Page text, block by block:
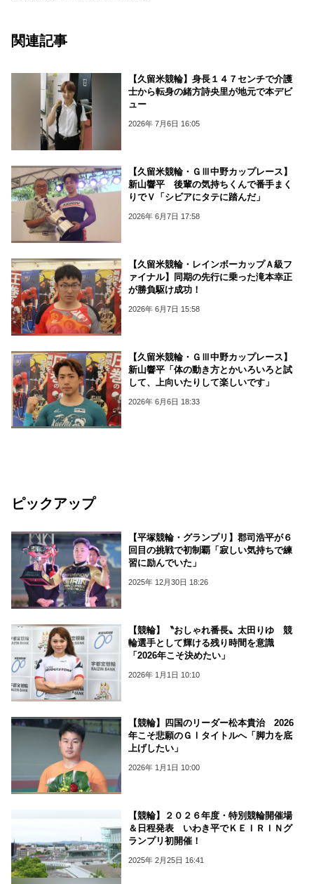
関連記事
【久留米競輪】身長１４７センチで介護
士から転身の緒方詩央里が地元で本デビ
ュー
2026年 7月6日 16:05
【久留米競輪・ＧⅢ中野カップレース】
新山響平 後輩の気持ちくんで番手まく
りでＶ「シビアにタテに踏んだ」
2026年 6月7日 17:58
【久留米競輪・レインボーカップＡ級フ
ァイナル】同期の先行に乗った滝本幸正
が勝負駆け成功！
2026年 6月7日 15:58
【久留米競輪・ＧⅢ中野カップレース】
新山響平「体の動き方とかいろいろと試
して、上向いたりして楽しいです」
2026年 6月6日 18:33
ピックアップ
【平塚競輪・グランプリ】郡司浩平が６
回目の挑戦で初制覇「寂しい気持ちで練
習に励んでいた」
2025年 12月30日 18:26
【競輪】〝おしゃれ番長〟太田りゆ 競
輪選手として輝ける残り時間を意識
「2026年こそ決めたい」
2026年 1月1日 10:10
【競輪】四国のリーダー松本貴治 2026
年こそ悲願のＧⅠタイトルへ「脚力を底
上げしたい」
2026年 1月1日 10:00
【競輪】２０２６年度・特別競輪開催場
＆日程発表 いわき平でＫＥＩＲＩＮグ
ランプリ初開催！
2025年 2月25日 16:41